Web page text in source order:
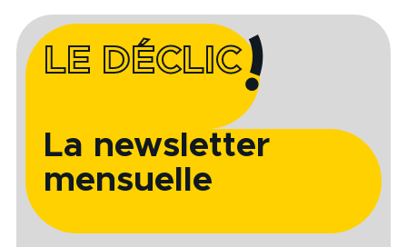
LE DÉCLIC
La newsletter
mensuelle